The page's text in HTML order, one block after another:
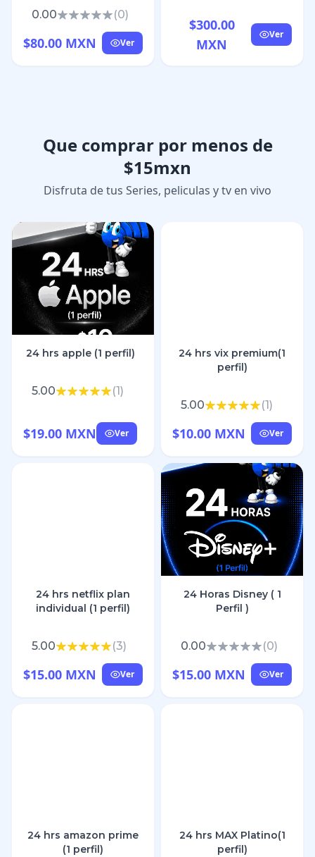
convertir tu idea en una
Landing Page
profesional! 🚀
Idioma (Voces): Inglés
Año: 2016 Tamaño: 9.89
GB Formato: ISO Genero:
Acción, Rol, Aventura,
Fantasía
0.00 (0)
$80.00 MXN Ver
$300.00
MXN
Ver
Que comprar por menos de
$15mxn
Disfruta de tus Series, peliculas y tv en vivo
24 hrs apple (1 perfil)
5.00 (1)
$19.00 MXN Ver
24 hrs vix premium(1
perfil)
5.00 (1)
$10.00 MXN Ver
24 hrs netflix plan
individual (1 perfil)
5.00 (3)
$15.00 MXN Ver
24 Horas Disney ( 1
Perfil )
0.00 (0)
$15.00 MXN Ver
24 hrs amazon prime
(1 perfil)
24 hrs MAX Platino(1
perfil)